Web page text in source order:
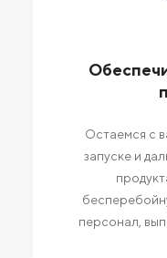
Остаемся с
запуске и
персонал,